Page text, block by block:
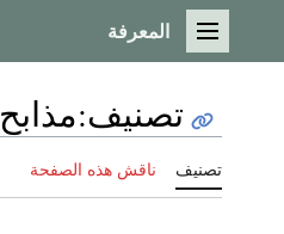
القائمة الرئيسية
المعرفة
تصنيف:مذابح
تصنيف ناقش هذه الصفحة